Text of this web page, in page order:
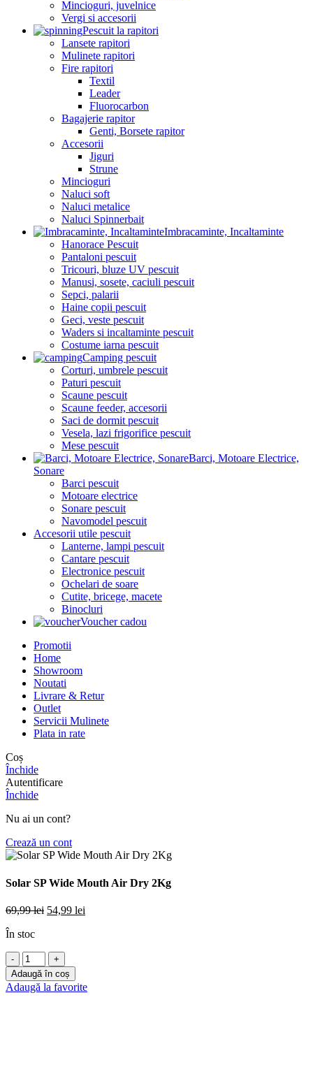
Mincioguri, juvelnice
Vergi si accesorii
Pescuit la rapitori
Lansete rapitori
Mulinete rapitori
Fire rapitori
Textil
Leader
Fluorocarbon
Bagajerie rapitor
Genti, Borsete rapitor
Accesorii
Jiguri
Strune
Mincioguri
Naluci soft
Naluci metalice
Naluci Spinnerbait
Imbracaminte, Incaltaminte
Hanorace Pescuit
Pantaloni pescuit
Tricouri, bluze UV pescuit
Manusi, sosete, caciuli pescuit
Sepci, palarii
Haine copii pescuit
Geci, veste pescuit
Waders si incaltaminte pescuit
Costume iarna pescuit
Camping pescuit
Corturi, umbrele pescuit
Paturi pescuit
Scaune pescuit
Scaune feeder, accesorii
Saci de dormit pescuit
Vesela, lazi frigorifice pescuit
Mese pescuit
Barci, Motoare Electrice,
Sonare
Barci pescuit
Motoare electrice
Sonare pescuit
Navomodel pescuit
Accesorii utile pescuit
Lanterne, lampi pescuit
Cantare pescuit
Electronice pescuit
Ochelari de soare
Cutite, bricege, macete
Binocluri
Voucher cadou
Promotii
Home
Showroom
Noutati
Livrare & Retur
Outlet
Servicii Mulinete
Plata in rate
Coș
Închide
Autentificare
Închide
Nu ai un cont?
Crează un cont
Solar SP Wide Mouth Air Dry 2Kg
69,99lei Prețul
69,99 lei.
54,99 lei
În stoc
Cantitate
Solar
SP
Wide
Adaugă în coș
Adaugă la favorite